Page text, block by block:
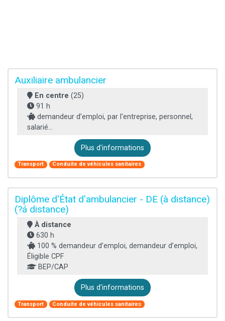
Auxiliaire ambulancier
En centre (25)
91 h
demandeur d’emploi, par l'entreprise, personnel,
salarié...
Plus d'informations
Transport Conduite de véhicules sanitaires
Diplôme d'État d'ambulancier - DE (à distance)
(?á distance)
À distance
630 h
100 % demandeur d’emploi, demandeur d’emploi,
Éligible CPF
BEP/CAP
Plus d'informations
Transport Conduite de véhicules sanitaires